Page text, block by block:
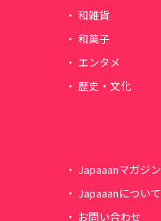
和雑貨
和菓子
エンタメ
歴史・文化
Japaaanマガジン
Japaaanについて
お問い合わせ